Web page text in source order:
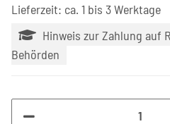
Lieferzeit: ca. 1 bis 3 Werktage
Hinweis zur Zahlung auf
Behörden